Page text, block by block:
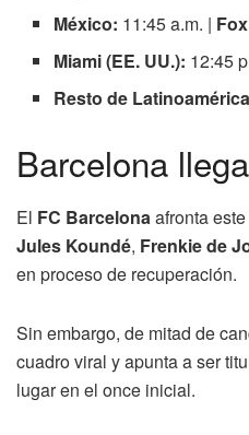
México: 11:45 a.m. |
Miami (EE. UU.): 12:45
Resto de
Barcelona
El FC Barcelonaafronta
Jules Koundé, Frenkie de
en proceso de recuperación.
Sin embargo, de mitad de
cuadro viral y apunta a ser
lugar en el once inicial.